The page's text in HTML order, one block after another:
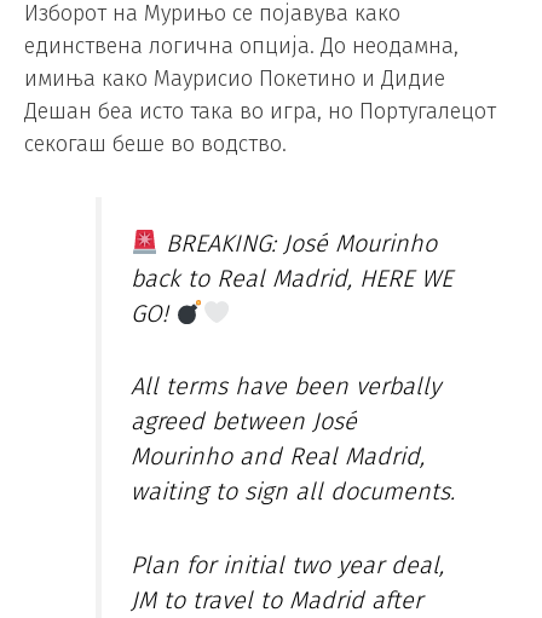
Изборот на Мурињо се појавува како
единствена логична опција. До неодамна,
имиња како Маурисио Покетино и Дидие
Дешан беа исто така во игра, но Португалецот
секогаш беше во водство.
BREAKING: José Mourinho
back to Real Madrid, HERE WE
GO!
All terms have been verbally
agreed between José
Mourinho and Real Madrid,
waiting to sign all documents.
Plan for initial two year deal,
JM to travel to Madrid after